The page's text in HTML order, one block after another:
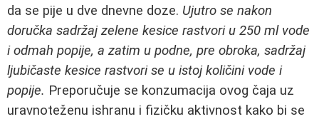
da se pije u dve dnevne doze. Ujutro se nakon
doručka sadržaj zelene kesice rastvori u 250 ml vode
i odmah popije, a zatim u podne, pre obroka, sadržaj
ljubičaste kesice rastvori se u istoj količini vode i
popije. Preporučuje se konzumacija ovog čaja uz
uravnoteženu ishranu i fizičku aktivnost kako bi se